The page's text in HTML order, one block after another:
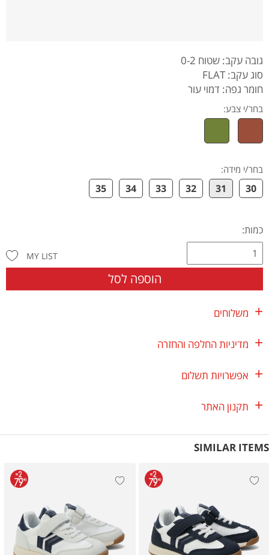
גובה עקב: שטוח 0-2
סוג עקב: FLAT
חומר גפה: דמוי עור
בחר/י צבע:
בחר/י מידה:
30
31
32
33
34
35
כמות:
הוספה לסל
MY LIST
משלוחים
מדיניות החלפה והחזרה
אפשרויות תשלום
תקנון האתר
SIMILAR ITEMS